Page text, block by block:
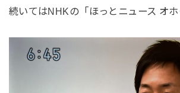
続いてはNHKの「ほっとニュース オホ